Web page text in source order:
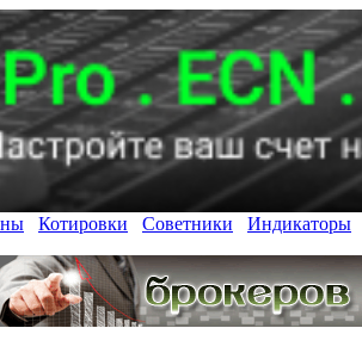
Котировки Советники Индикаторы